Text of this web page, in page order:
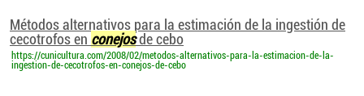
Métodos alternativos para la estimación de la ingestión de
cecotrofos en conejosde cebo
https://cunicultura.com/2008/02/metodos-alternativos-para-la-estimacion-de-la-
ingestion-de-cecotrofos-en-conejos-de-cebo